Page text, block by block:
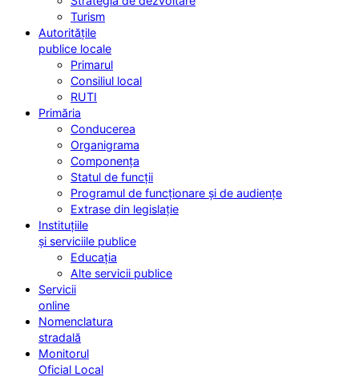
Turism
Autoritățile
publice locale
Primarul
Consiliul local
RUTI
Primăria
Conducerea
Organigrama
Componența
Statul de funcții
Programul de funcționare și de audiențe
Extrase din legislație
Instituțiile
și serviciile publice
Educația
Alte servicii publice
Servicii
online
Nomenclatura
stradală
Monitorul
Oficial Local